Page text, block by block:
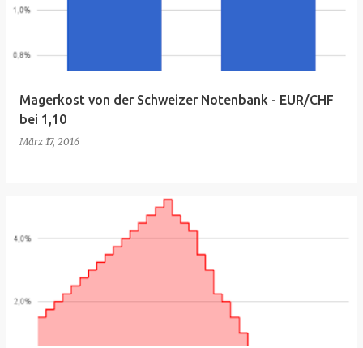
Magerkost von der Schweizer Notenbank - EUR/CHF
bei 1,10
März 17, 2016